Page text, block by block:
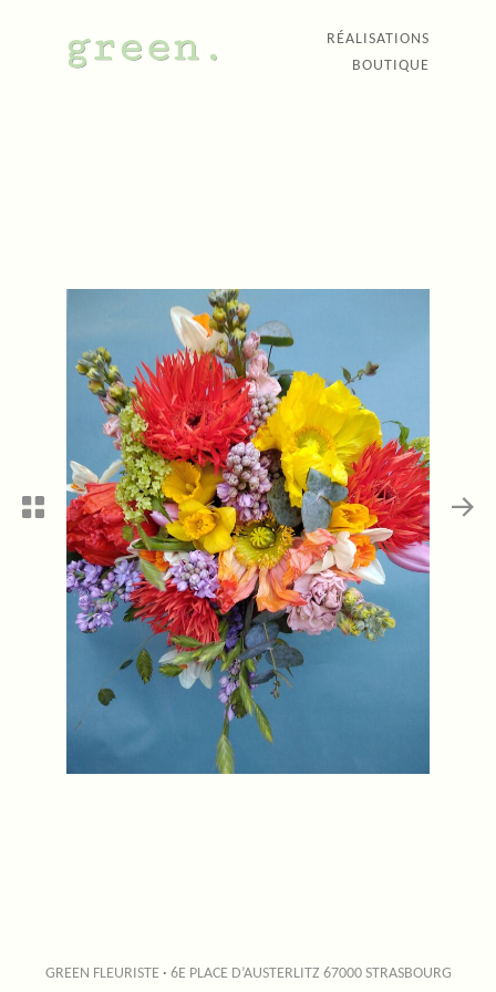
RÉALISATIONS
BOUTIQUE
GREEN FLEURISTE· 6E PLACE D’AUSTERLITZ 67000 STRASBOURG